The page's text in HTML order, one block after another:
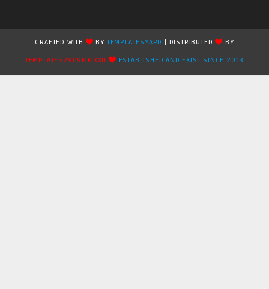
CRAFTED WITH BYTEMPLATESYARD | DISTRIBUTED
BY
TEMPLATES2909MMXXII
ESTABLISHED AND EXIST SINCE 2013